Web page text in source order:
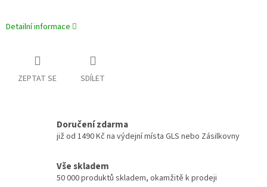
Detailní informace
ZEPTAT SE SDÍLET
Doručení zdarma
již od 1490 Kč na výdejní místa GLS nebo Zásilkovny
Vše skladem
50 000 produktů skladem, okamžitě k prodeji